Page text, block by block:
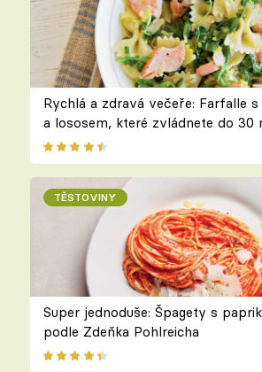
Rychlá a zdravá večeře: Farfalle
a lososem, které zvládnete do 30
TĚSTOVINY
Super jednoduše: Špagety s
podle Zdeňka Pohlreicha